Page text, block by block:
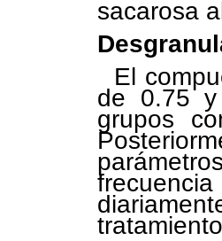
sacarosa
El
de 0.75
grupos
tratamiento